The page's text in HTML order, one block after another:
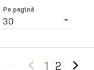
Pe pagină
30
 1 2 